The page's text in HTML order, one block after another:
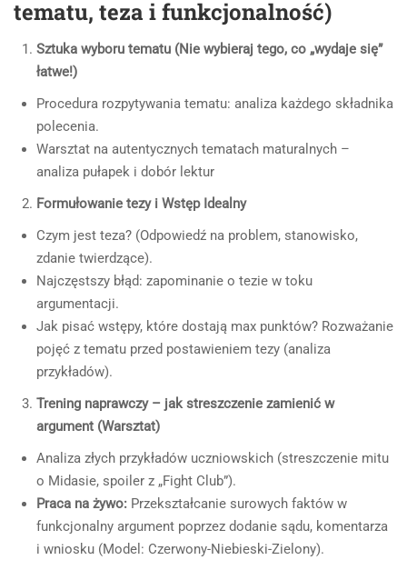
tematu, teza i funkcjonalność)
Sztuka wyboru tematu (Nie wybieraj tego, co „wydaje się”
łatwe!)
Procedura rozpytywania tematu: analiza każdego składnika
polecenia.
Warsztat na autentycznych tematach maturalnych –
analiza pułapek i dobór lektur
Formułowanie tezy i Wstęp Idealny
Czym jest teza? (Odpowiedź na problem, stanowisko,
zdanie twierdzące).
Najczęstszy błąd: zapominanie o tezie w toku
argumentacji.
Jak pisać wstępy, które dostają max punktów? Rozważanie
pojęć z tematu przed postawieniem tezy (analiza
przykładów).
Trening naprawczy – jak streszczenie zamienić w
argument (Warsztat)
Analiza złych przykładów uczniowskich (streszczenie mitu
o Midasie, spoiler z „Fight Club”).
Praca na żywo: Przekształcanie surowych faktów w
funkcjonalny argument poprzez dodanie sądu, komentarza
i wniosku (Model: Czerwony-Niebieski-Zielony).